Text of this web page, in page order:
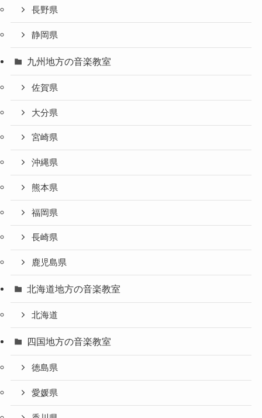
長野県
静岡県
九州地方の音楽教室
佐賀県
大分県
宮崎県
沖縄県
熊本県
福岡県
長崎県
鹿児島県
北海道地方の音楽教室
北海道
四国地方の音楽教室
徳島県
愛媛県